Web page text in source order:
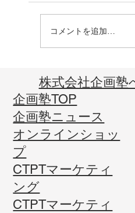
人生企画の講
コメントを追加…
企画塾TOP
企画塾ニュース
オンラインショッ
プ
CTPTマーケティ
ング
CTPTマーケティ
株式会社企画塾